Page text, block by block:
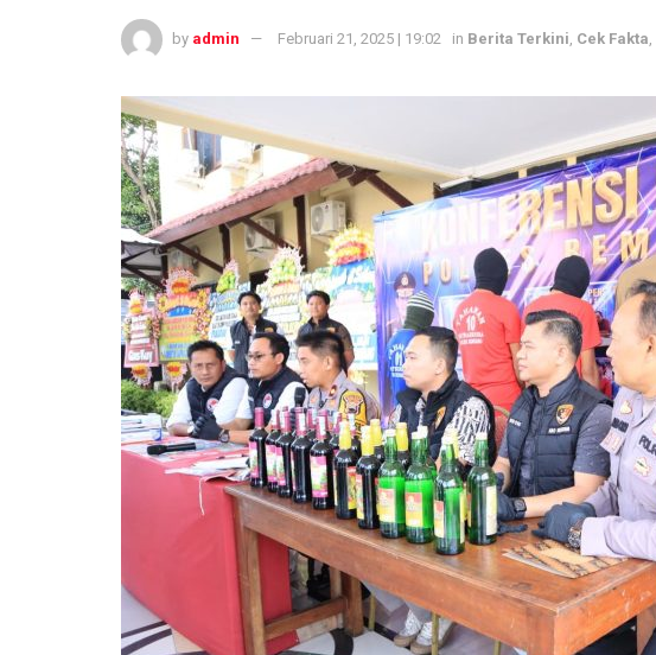
by admin Februari 21, 2025 | 19:02 in Berita Terkini Cek Fakta